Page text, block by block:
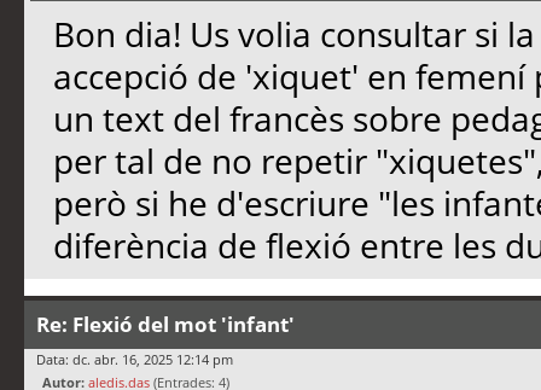
Bon dia! Us volia consultar si
accepció de 'xiquet' en
un text del francès sobre
per tal de no repetir
però si he d'escriure "les
diferència de flexió entre les
Re: Flexió del mot 'infant'
Data: dc. abr. 16, 2025 12:14 pm
Autor: aledis.das (Entrades: 4)